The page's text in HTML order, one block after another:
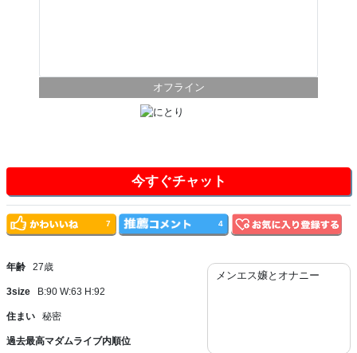
オフライン
今すぐチャット
年齢 27歳
3size B:90 W:63 H:92
住まい 秘密
過去最高マダムライブ内順位
メンエス嬢とオナニー
7 4